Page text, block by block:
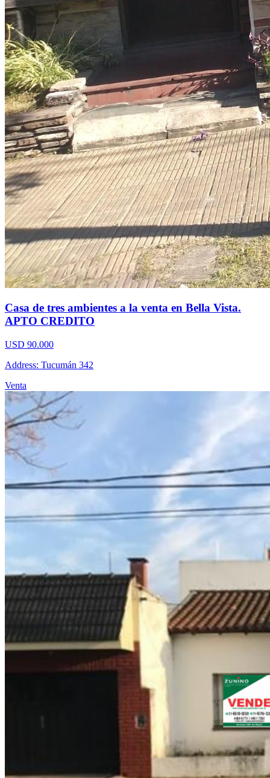
Casa de tres ambientes a la venta en Bella Vista.
APTO CREDITO
USD 90.000
Address: Tucumán 342
Venta